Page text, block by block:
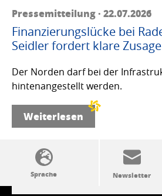
Pressemitteilung · 22.07.2026
Finanzierungslücke bei
Seidler fordert klare
Der Norden darf bei der
hintenangestellt werden.
Weiterlesen
SSW-Politik von A bis Z